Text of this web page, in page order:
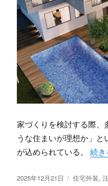
家づくりを検討する際、
うな住まいが理想か」
が込められている。“注
続き
投
2025年12月21日
カ
住宅外装,